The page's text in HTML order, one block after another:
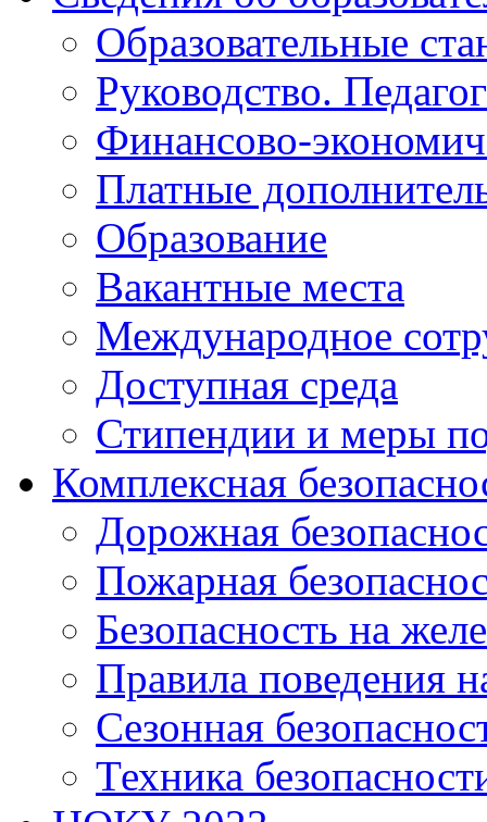
Образовательные
Руководство.
Финансово-
Платные
Образование
Вакантные места
Международное
Доступная среда
Стипендии и меры
Комплексная
Дорожная
Пожарная
Безопасность на
Правила поведения
Сезонная
Техника